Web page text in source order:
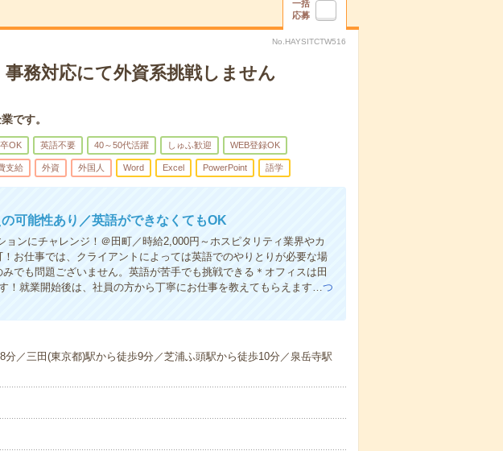
一括
応募
No.HAYSITCTW516
務対応にて外資系挑戦しません
です。
OK 英語不要 40～50代活躍 しゅふ歓迎 WEB登録OK
支給 外資 外国人 Word Excel PowerPoint 語学
可能性あり／英語ができなくてもOK
ンにチャレンジ！＠田町／時給2,000円～ホスピタリティ業界やカ
お仕事では、クライアントによっては英語でのやりとりが必要な場
でも問題ございません。英語が苦手でも挑戦できる＊オフィスは田
！就業開始後は、社員の方から丁寧にお仕事を教えてもらえます…つ
分／三田(東京都)駅から徒歩9分／芝浦ふ頭駅から徒歩10分／泉岳寺駅